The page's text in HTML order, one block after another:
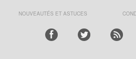
NOUVEAUTÉS ET ASTUCES